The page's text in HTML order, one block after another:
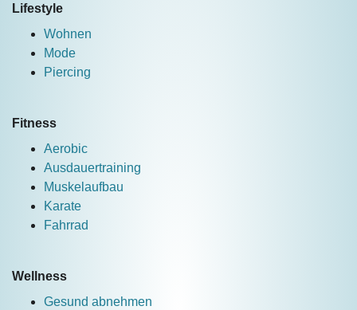
Lifestyle
Wohnen
Mode
Piercing
Fitness
Aerobic
Ausdauertraining
Muskelaufbau
Karate
Fahrrad
Wellness
Gesund abnehmen